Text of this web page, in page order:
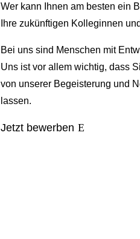
Wer kann Ihnen am besten ein
Ihre zukünftigen Kolleginnen
Bei uns sind Menschen mit
Uns ist vor allem wichtig, dass
von unserer Begeisterung und
lassen.
Jetzt bewerben